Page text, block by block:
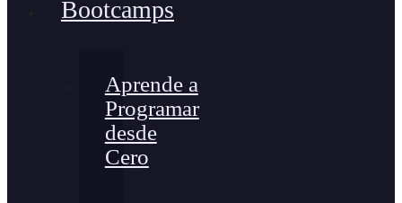
Bootcamps
Aprende a
Programar
desde
Cero